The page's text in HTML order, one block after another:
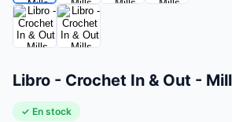
Libro - Crochet In & Out -
✓ En stock